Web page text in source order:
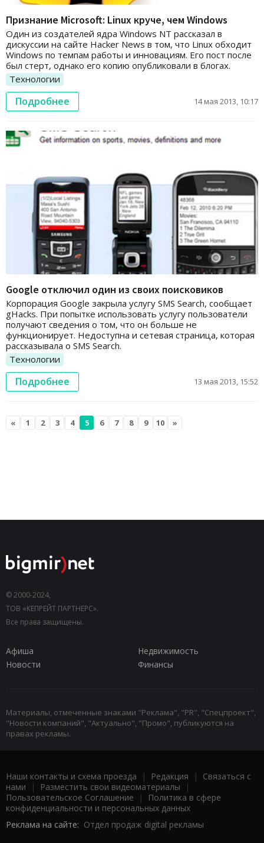
Признание Microsoft: Linux круче, чем Windows
Один из создателей ядра Windows NT рассказал в
дискуссии на сайте Hacker News в том, что Linux обходит
Windows по темпам работы и инновациям. Его пост после
был стерт, однако его копию опубликовали в блогах.
Технологии
Подробнее 14 мая 2013, 10:17
Google отключил один из своих поисковиков
Корпорация Google закрыла услугу SMS Search, сообщает
gHacks. При попытке использовать услугу пользователи
получают сведения о том, что он больше не
функционирует. Недоступна и сетевая страница, которая
рассказывала о SMS Search.
Технологии
Подробнее 13 мая 2013, 15:52
« 1 2 3 4 5 6 7 8 9 10 »
© 2000-2024,
ТОВ «КЕПРЕЙТ ПАРТНЕРС».
Все права защищены.
Афиша
Недвижимость
Новости
Финансы
Материалы, отмеченные знаками "Реклама", "PR", "Спецпроект",
"Новости компаний", "Актуально", "Промо", публикуются на
правах рекламы.
Наши контакты и схема проезда | Редакция | Связаться с
нами | Разместить свои видеоматериалы |
Пользовательское Соглашение |
Политика в сфере
конфиденциальности и персональных данных
Реклама на сайте: Отдел продаж digital рекламы